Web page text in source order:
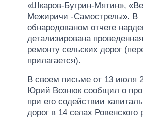
«Шкаров-Бугрин-Мятин»,
Межиричи -Самострелы». В
обнародованом отчете
детализирована
ремонту сельских дорог
прилагается).
В своем письме от 13 июля
Юрий Вознюк сообщил о
при его содействии
дорог в 14 селах Ровенского